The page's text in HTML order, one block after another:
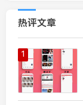
热评文章
1